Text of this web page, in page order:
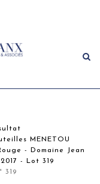
MENETOU
- Domaine Jean
- Lot 319
319